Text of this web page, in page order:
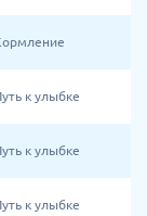
к улыбке
к улыбке
к улыбке